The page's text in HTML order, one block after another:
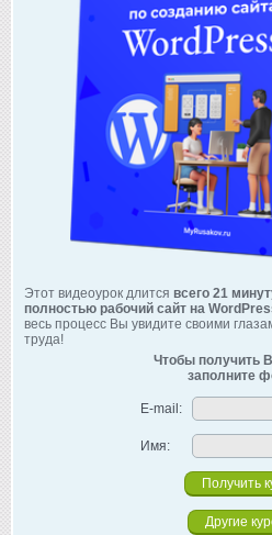
Этот видеоурок длится всего 21
полностью рабочий сайт на
весь процесс Вы увидите своими
труда!
Чтобы получить
заполните
E-mail:
Имя:
Другие